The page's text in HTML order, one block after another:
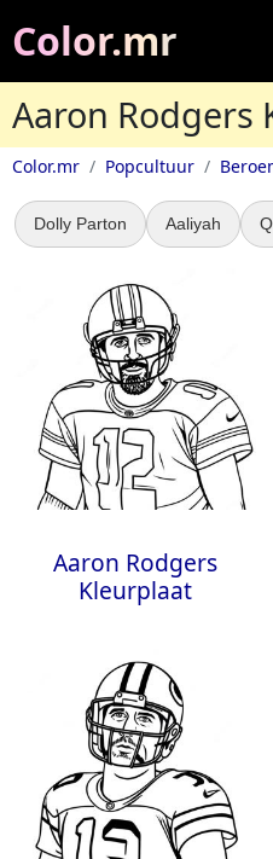
Color.mr
Aaron Rodgers
Color.mr Popcultuur
Dolly Parton Aaliyah
Aaron Rodgers
Kleurplaat